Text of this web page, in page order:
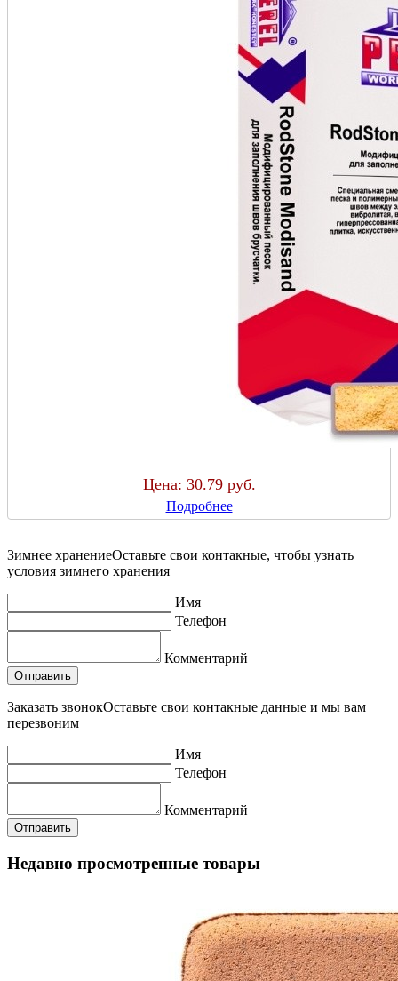
Цена: 30.79 руб.
Подробнее
Зимнее хранениеОставьте свои контакные, чтобы узнать
условия зимнего хранения
Имя
Телефон
Комментарий
Заказать звонокОставьте свои контакные данные и мы вам
перезвоним
Имя
Телефон
Комментарий
Недавно просмотренные товары